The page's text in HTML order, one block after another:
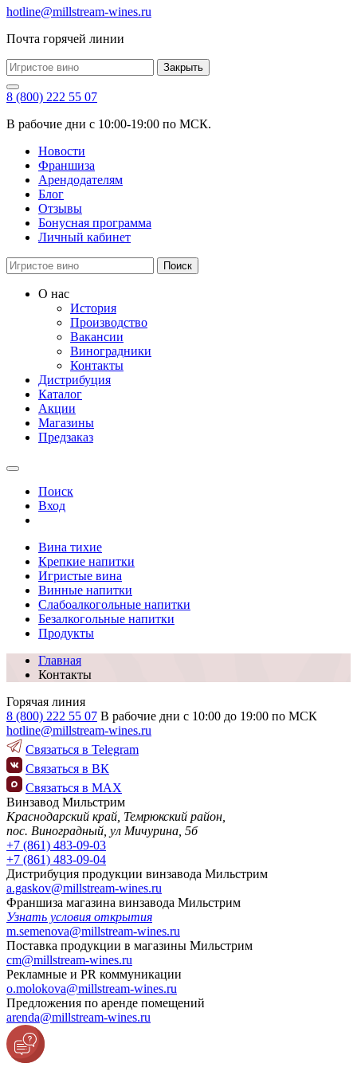
hotline@millstream-wines.ru
Почта горячей линии
Закрыть
8 (800) 222 55 07
В рабочие дни с 10:00-19:00 по МСК.
Новости
Франшиза
Арендодателям
Блог
Отзывы
Бонусная программа
Личный кабинет
Поиск
О нас
История
Производство
Вакансии
Виноградники
Контакты
Дистрибуция
Каталог
Акции
Магазины
Предзаказ
Поиск
Вход
Вина тихие
Крепкие напитки
Игристые вина
Винные напитки
Слабоалкогольные напитки
Безалкогольные напитки
Продукты
Главная
Контакты
Горячая линия
8 (800) 222 55 07 В рабочие дни с 10:00 до 19:00 по МСК
hotline@millstream-wines.ru
Связаться в Telegram
Связаться в ВК
Связаться в МАХ
Винзавод Мильстрим
Краснодарский край, Темрюкский район,
пос. Виноградный, ул Мичурина, 5б
+7 (861) 483-09-03
+7 (861) 483-09-04
Дистрибуция продукции винзавода Мильстрим
a.gaskov@millstream-wines.ru
Франшиза магазина винзавода Мильстрим
Узнать условия открытия
m.semenova@millstream-wines.ru
Поставка продукции в магазины Мильстрим
cm@millstream-wines.ru
Рекламные и PR коммуникации
o.molokova@millstream-wines.ru
Предложения по аренде помещений
arenda@millstream-wines.ru